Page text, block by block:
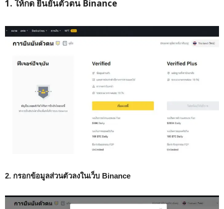
1. ให้กด ยืนยันตัวตน Binance
2. กรอกข้อมูลส่วนตัวลงในเว็บ Binance